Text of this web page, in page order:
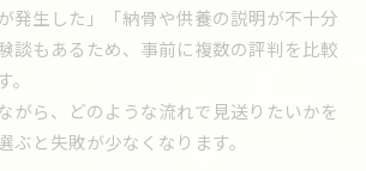
自宅供養の特徴と後悔しない選び方
依頼する際の注意点と事前準備
葬依頼前に確認するべき重要事項
選びで気をつけたいトラブル事例
ット火葬サービス利用時の注意点
発生した」「納骨や供養の説明が不十分
談もあるため、事前に複数の評判を比較
がら、どのような流れで見送りたいかを
ぶと失敗が少なくなります。